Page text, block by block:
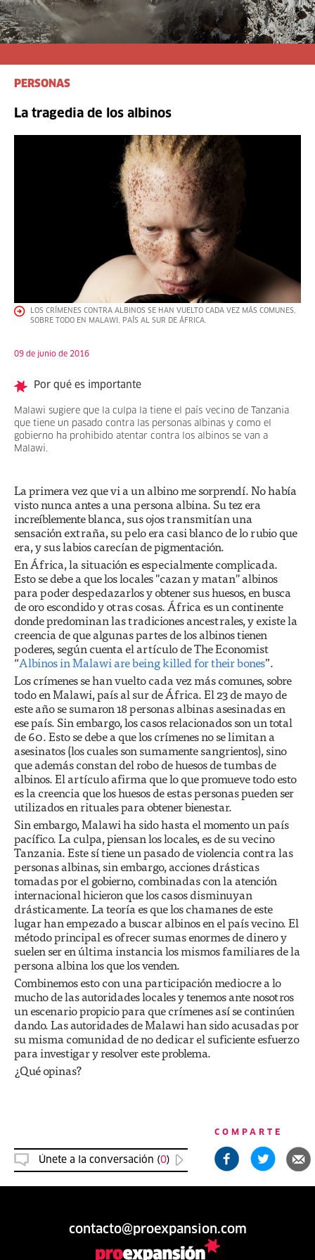
PERSONAS
La tragedia de los albinos
LOS CRÍMENES CONTRA ALBINOS SE HAN VUELTO CADA VEZ MÁS COMUNES,
SOBRE TODO EN MALAWI, PAÍS AL SUR DE ÁFRICA.
09 de junio de 2016
Por qué es importante
Malawi sugiere que la culpa la tiene el país vecino de Tanzania
que tiene un pasado contra las personas albinas y como el
gobierno ha prohibido atentar contra los albinos se van a
Malawi.
La primera vez que vi a un albino me sorprendí. No había
visto nunca antes a una persona albina. Su tez era
increíblemente blanca, sus ojos transmitían una
sensación extraña, su pelo era casi blanco de lo rubio que
era, y sus labios carecían de pigmentación.
En África, la situación es especialmente complicada.
Esto se debe a que los locales "cazan y matan" albinos
para poder despedazarlos y obtener sus huesos, en busca
de oro escondido y otras cosas. África es un continente
donde predominan las tradiciones ancestrales, y existe la
creencia de que algunas partes de los albinos tienen
poderes, según cuenta el artículo de The Economist
“Albinos in Malawi are being killed for their bones”.
Los crímenes se han vuelto cada vez más comunes, sobre
todo en Malawi, país al sur de África. El 23 de mayo de
este año se sumaron 18 personas albinas asesinadas en
ese país. Sin embargo, los casos relacionados son un total
de 60. Esto se debe a que los crímenes no se limitan a
asesinatos (los cuales son sumamente sangrientos), sino
que además constan del robo de huesos de tumbas de
albinos. El artículo afirma que lo que promueve todo esto
es la creencia que los huesos de estas personas pueden ser
utilizados en rituales para obtener bienestar.
Sin embargo, Malawi ha sido hasta el momento un país
pacífico. La culpa, piensan los locales, es de su vecino
Tanzania. Este sí tiene un pasado de violencia contra las
personas albinas, sin embargo, acciones drásticas
tomadas por el gobierno, combinadas con la atención
internacional hicieron que los casos disminuyan
drásticamente. La teoría es que los chamanes de este
lugar han empezado a buscar albinos en el país vecino. El
método principal es ofrecer sumas enormes de dinero y
suelen ser en última instancia los mismos familiares de la
persona albina los que los venden.
Combinemos esto con una participación mediocre a lo
mucho de las autoridades locales y tenemos ante nosotros
un escenario propicio para que crímenes así se continúen
dando. Las autoridades de Malawi han sido acusadas por
su misma comunidad de no dedicar el suficiente esfuerzo
para investigar y resolver este problema.
¿Qué opinas?
Únete a la conversación (0)
COMPARTE
contacto@proexpansion.com